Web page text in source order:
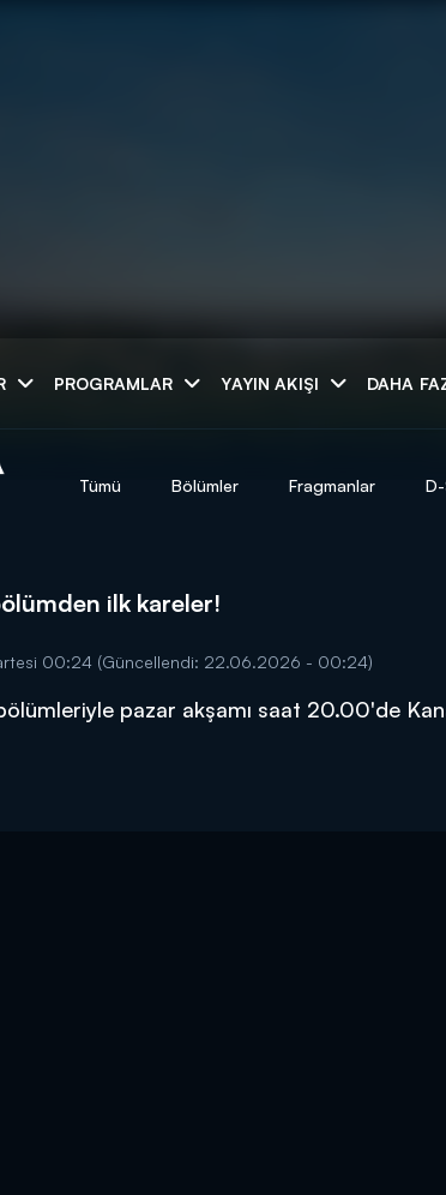
PROGRAMLAR YAYIN AKIŞI DAHA
DİĞER SONUÇLAR
Tümü Bölümler Fragmanlar
ilk kareler!
00:24 (Güncellendi: 22.06.2026 - 00:24)
pazar akşamı saat 20.00'de